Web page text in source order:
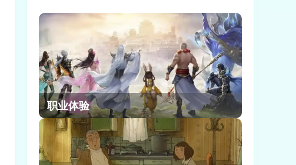
后期的成熟方案。小编今天就来给大
家详细讲讲蜀山幻想志各职业及站位
怎么样。
职业体验